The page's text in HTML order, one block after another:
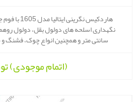
هاردکیس
سانتی متر و همچنین انواع چوک، فشنگ
(اتمام موجودی)